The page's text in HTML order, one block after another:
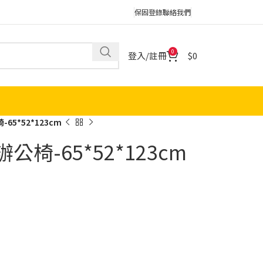
保固登錄聯絡我們
登入/註冊 0 0
-65*52*123cm
公椅-65*52*123cm